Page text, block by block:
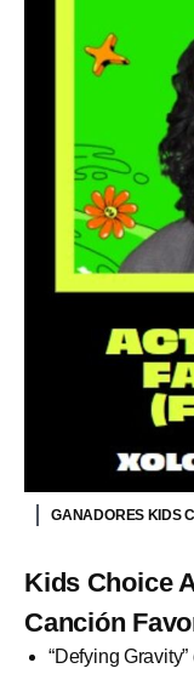
GANADORES KIDS
Kids Choice
Canción
“Defying